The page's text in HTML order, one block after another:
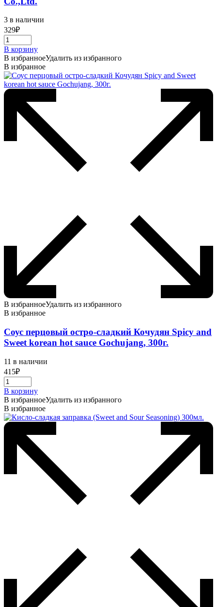
3 в наличии
329₽
В корзину
В избранноеУдалить из избранного
В избранное
В избранноеУдалить из избранного
В избранное
Соус перцовый остро-сладкий Кочудян Spicy and
Sweet korean hot sauce Gochujang, 300г.
11 в наличии
415₽
В корзину
В избранноеУдалить из избранного
В избранное